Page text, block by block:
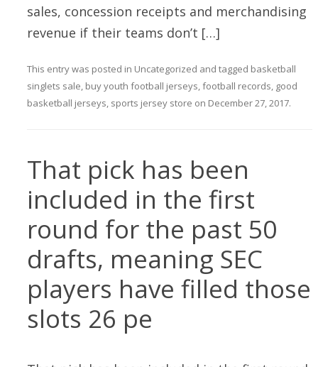
sales, concession receipts and merchandising
revenue if their teams don’t […]
This entry was posted in Uncategorized and tagged basketball
singlets sale, buy youth football jerseys,football records, good
basketball jerseys, sports jersey store on December 27, 2017.
That pick has been
included in the first
round for the past 50
drafts, meaning SEC
players have filled those
slots 26 pe